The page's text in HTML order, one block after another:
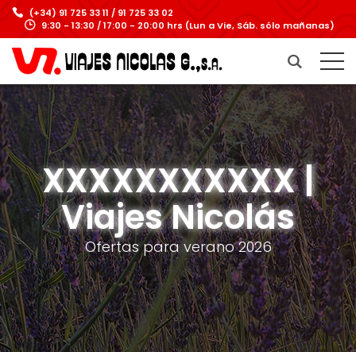
(+34) 91 725 33 11 / 91 725 33 02
9:30 - 13:30 / 17:00 - 20:00 hrs (Lun a Vie, Sáb. sólo mañanas)
XXXXXXXXXXX |
Viajes Nicolás
Ofertas para verano 2026